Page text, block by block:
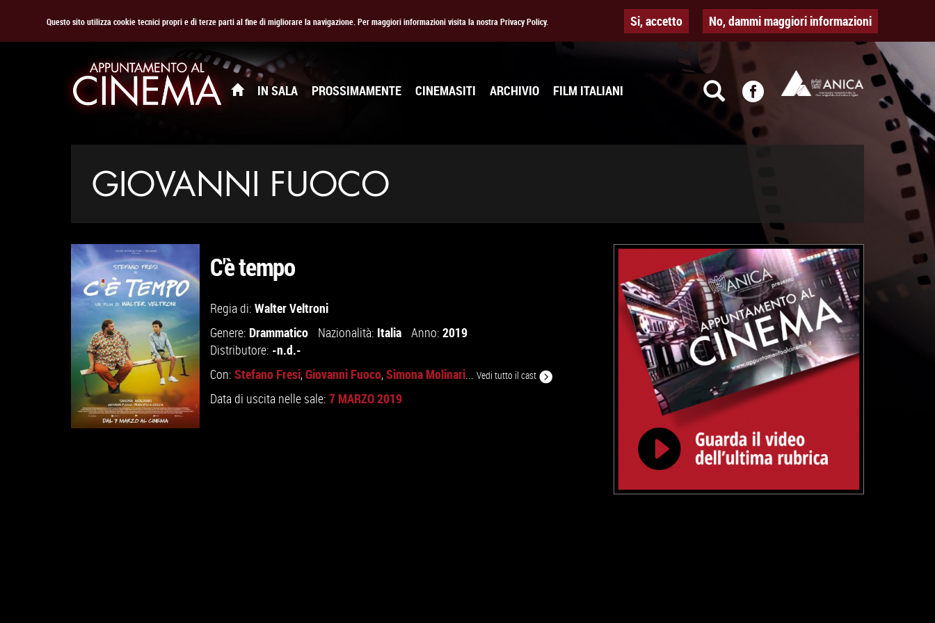
Questo sito utilizza cookie tecnici propri e di terze parti al fine di migliorare la navigazione. Per maggiori informazioni visita la nostra Privacy Policy. Si, accetto No, dammi maggiori informazioni
IN SALA PROSSIMAMENTE CINEMASITI ARCHIVIO FILM ITALIANI
GIOVANNI FUOCO
C'è tempo
Regia di: Walter Veltroni
Genere: Drammatico Nazionalità: Italia Anno: 2019
Distributore: -n.d.-
Con: Stefano Fresi,Giovanni Fuoco,Simona Molinari... Vedi tutto il cast
Data di uscita nelle sale: 7 MARZO 2019